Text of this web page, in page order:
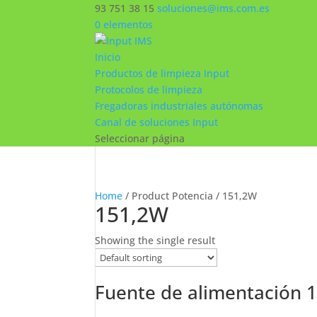
93 751 38 15 soluciones@ims.com.es
0 elementos
Inicio
Productos de limpieza Input
Protocolos de limpieza
Fregadoras industriales autónomas
Canal de soluciones Input
Seleccionar página
Home / Product Potencia / 151,2W
151,2W
Showing the single result
Fuente de alimentación